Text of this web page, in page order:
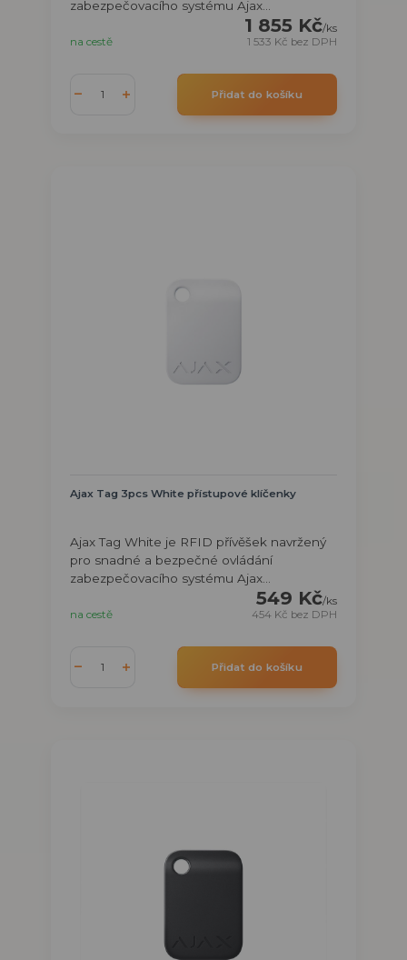
zabezpečovacího systému Ajax...
1 855 Kč/ks
1 533 Kč bez DPH
na cestě
Přidat do košíku
Ajax Tag 3pcs White přístupové klíčenky
Ajax Tag White je RFID přívěšek navržený
pro snadné a bezpečné ovládání
zabezpečovacího systému Ajax...
549 Kč/ks
454 Kč bez DPH
na cestě
Přidat do košíku